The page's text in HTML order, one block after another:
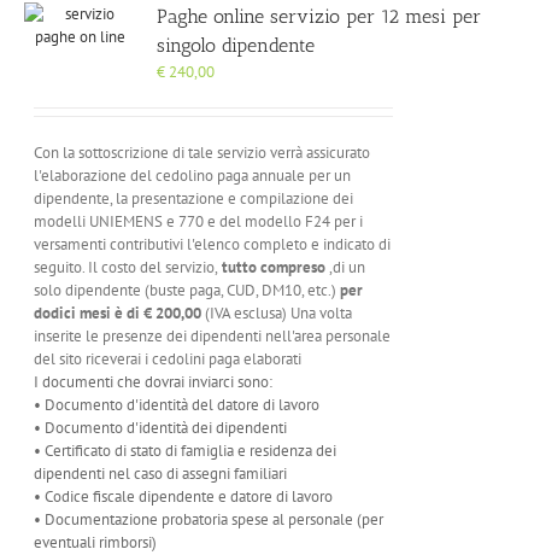
Paghe online servizio per 12 mesi per
singolo dipendente
€ 240,00
Con la sottoscrizione di tale servizio verrà assicurato
l'elaborazione del cedolino paga annuale per un
dipendente, la presentazione e compilazione dei
modelli UNIEMENS e 770 e del modello F24 per i
versamenti contributivi l'elenco completo e indicato di
seguito. Il costo del servizio, tutto compreso,di un
solo dipendente (buste paga, CUD, DM10, etc.)per
dodici mesi è di € 200,00(IVA esclusa) Una volta
inserite le presenze dei dipendenti nell'area personale
del sito riceverai i cedolini paga elaborati
I documenti che dovrai inviarci sono:
• Documento d'identità del datore di lavoro
• Documento d'identità dei dipendenti
• Certificato di stato di famiglia e residenza dei
dipendenti nel caso di assegni familiari
• Codice fiscale dipendente e datore di lavoro
• Documentazione probatoria spese al personale (per
eventuali rimborsi)